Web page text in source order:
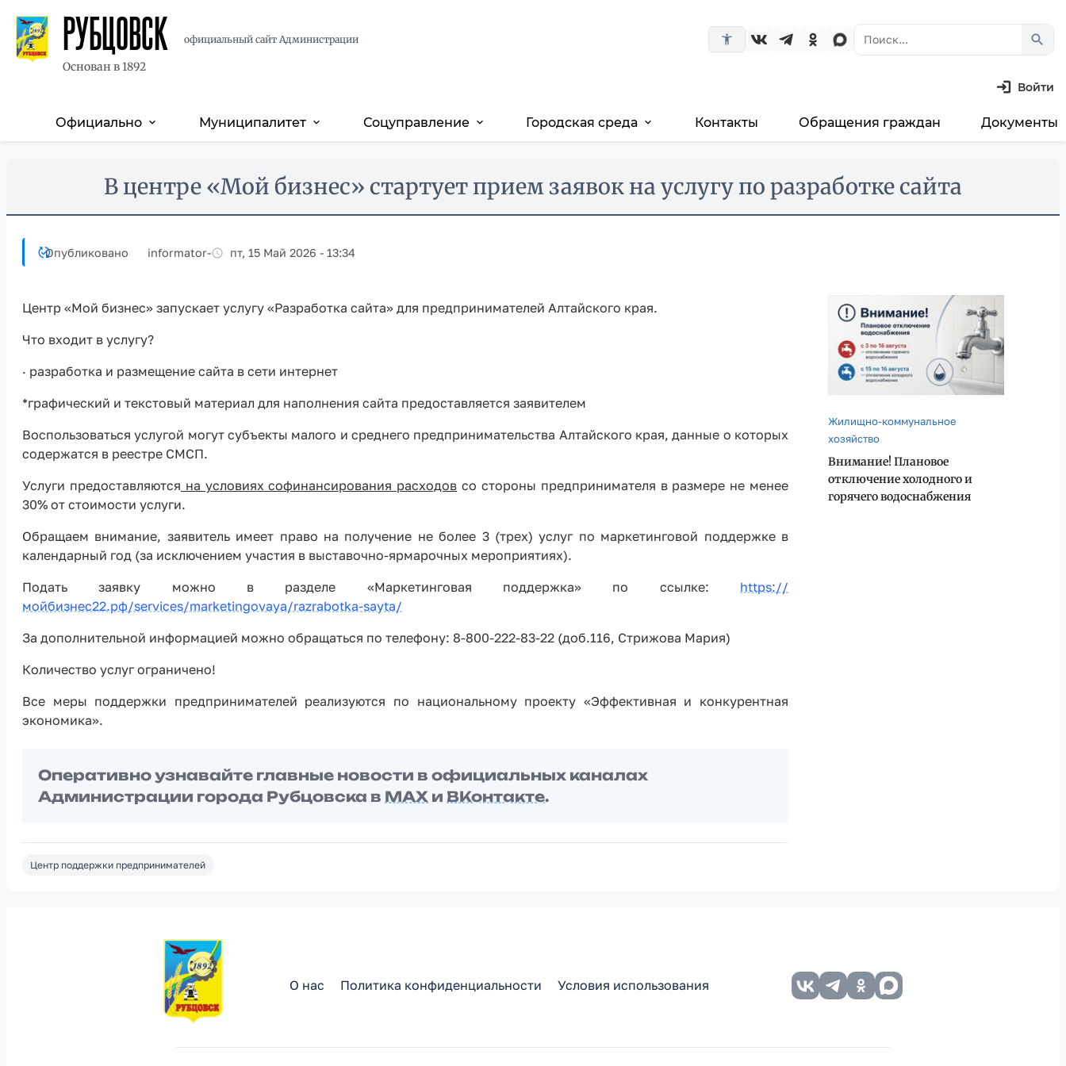
РУБЦОВСК
Основан в 1892
официальный сайт Администрации accessibility_new search
Войти
Основная
Официально expand_more Муниципалитет expand_more Соцуправление expand_more Городская среда expand_more Контакты Обращения граждан Документы
В центре «Мой бизнес» стартует прием заявок на услугу по разработке сайта
Опубликовано informator- пт, 15 Май 2026 - 13:34
Центр «Мой бизнес» запускает услугу «Разработка сайта» для предпринимателей Алтайского края.
Что входит в услугу?
· разработка и размещение сайта в сети интернет
*графический и текстовый материал для наполнения сайта предоставляется заявителем
Воспользоваться услугой могут субъекты малого и среднего предпринимательства Алтайского края, данные о которых
содержатся в реестре СМСП.
Услуги предоставляются на условиях софинансирования расходов со стороны предпринимателя в размере не менее
30% от стоимости услуги.
Обращаем внимание, заявитель имеет право на получение не более 3 (трех) услуг по маркетинговой поддержке в
календарный год (за исключением участия в выставочно-ярмарочных мероприятиях).
Подать заявку можно в разделе «Маркетинговая поддержка» по ссылке: https://
мойбизнес22.рф/services/marketingovaya/razrabotka-sayta/
За дополнительной информацией можно обращаться по телефону: 8-800-222-83-22 (доб.116, Стрижова Мария)
Количество услуг ограничено!
Все меры поддержки предпринимателей реализуются по национальному проекту «Эффективная и конкурентная
экономика».
Оперативно узнавайте главные новости в официальных каналах
Администрации города Рубцовска в MAX и ВКонтакте.
Центр поддержки предпринимателей
Жилищно-коммунальное
хозяйство
Внимание! Плановое
отключение холодного и
горячего водоснабжения
О нас Политика конфиденциальности Условия использования